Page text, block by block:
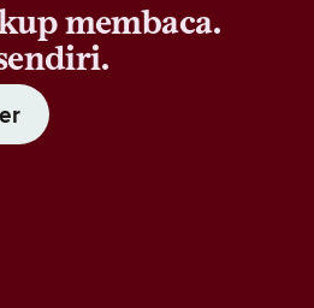
membaca.